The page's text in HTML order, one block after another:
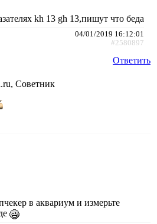
kh 13 gh 13,пишут что беда
04/01/2019 16:12:01
#2580897
Ответить
Советник
в аквариум и измерьте